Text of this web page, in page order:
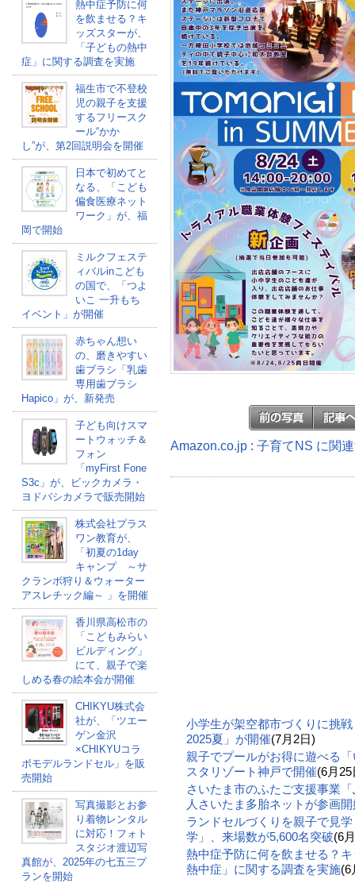
熱中症予防に何
を飲ませる？キ
ッズスターが、
「子どもの熱中
症」に関する調査を実施
福生市で不登校
児の親子を支援
するフリースク
ール“かか
し”が、第2回説明会を開催
日本で初めてと
なる、「こども
偏食医療ネット
ワーク」が、福
岡で開始
ミルクフェステ
ィバルinこども
の国で、「つよ
いこ 一升もち
イベント」が開催
赤ちゃん想い
の、磨きやすい
歯ブラシ「乳歯
専用歯ブラシ
Hapico」が、新発売
子ども向けスマ
ートウォッチ＆
フォン
「myFirst Fone
S3c」が、ビックカメラ・
ヨドバシカメラで販売開始
株式会社プラス
ワン教育が、
「初夏の1day
キャンプ ～サ
クランボ狩り＆ウォーター
アスレチック編～ 」を開催
香川県高松市の
「こどもみらい
ビルディング」
にて、親子で楽
しめる春の絵本会が開催
CHIKYU株式会
社が、「ツエー
ゲン金沢
×CHIKYUコラ
ボモデルランドセル」を販
売開始
写真撮影とお参
り着物レンタル
に対応！フォト
スタジオ渡辺写
真館が、2025年の七五三プ
ランを開始
Amazon.co.jp : 子育てNS に関
小学生が架空都市づくりに挑
2025夏」が開催(7月2日)
親子でプールがお得に遊べる
スタリゾート神戸で開催(6月25
さいたま市のふたご支援事業
人さいたま多胎ネットが参画開
ランドセルづくりを親子で見
学」、来場数が5,600名突破(6
熱中症予防に何を飲ませる？
熱中症」に関する調査を実施(6